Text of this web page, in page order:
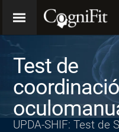
Test de
UPDA-SHIF: Test de